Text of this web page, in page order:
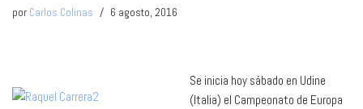
por Carlos Colinas 6 agosto, 2016
Se inicia hoy sábado en Udine
(Italia) el Campeonato de Europa